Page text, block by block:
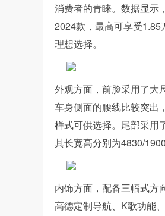
消费者的青睐。数据显示
2024款，最高可享受
理想选择。
外观方面，前脸采用了大
车身侧面的腰线比较突出
样式可供选择。尾部采用
其长宽高分别为4830/
内饰方面，配备三幅式方
高德定制导航、K歌功能